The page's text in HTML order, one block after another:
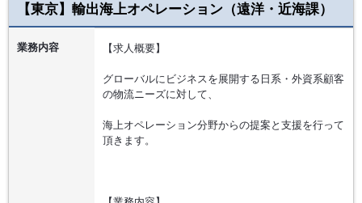
【東京】輸出海上オペレーション（遠洋・近海課）
業務内容 【求人概要】
グローバルにビジネスを展開する日系・外資系顧客
の物流ニーズに対して、
海上オペレーション分野からの提案と支援を行って
頂きます。